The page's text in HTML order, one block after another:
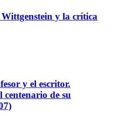
y la crítica
y el escritor.
centenario de su